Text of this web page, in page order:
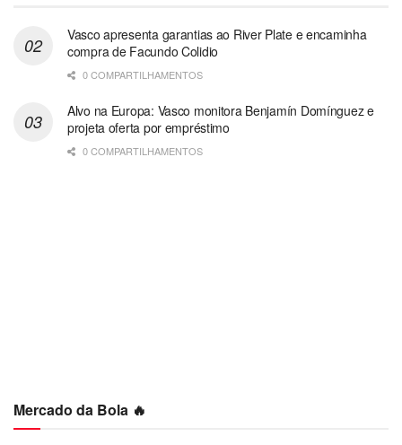
Vasco apresenta garantias ao River Plate e encaminha
compra de Facundo Colidio
0 COMPARTILHAMENTOS
Alvo na Europa: Vasco monitora Benjamín Domínguez e
projeta oferta por empréstimo
0 COMPARTILHAMENTOS
Mercado da Bola 🔥